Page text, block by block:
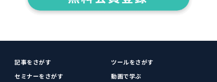
記事をさがす
ツールをさがす
セミナーをさがす
動画で学ぶ